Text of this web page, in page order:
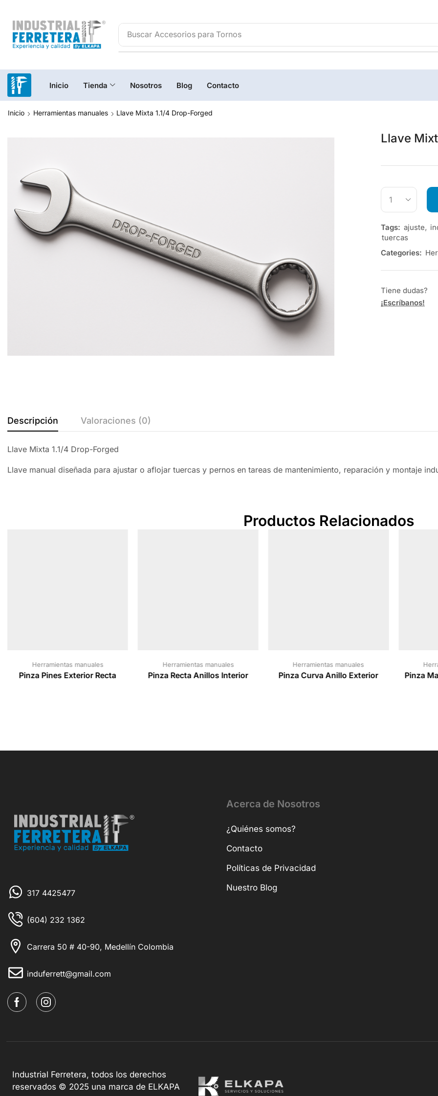
Buscar Accesorios para Tornos
Inicio Tienda Nosotros Blog Contacto
Inicio Herramientas manuales Llave Mixta 1.1/4 Drop-Forged
Llave
Tags: ajuste,
tuercas
Categories:
Tiene dudas?
¡Escríbanos!
Descripción Valoraciones (0)
Llave Mixta 1.1/4 Drop-Forged
Llave manual diseñada para ajustar o aflojar tuercas y pernos en tareas de mantenimiento, reparación y montaje
Productos Relacionados
Herramientas manuales
Pinza Pines Exterior Recta
Herramientas manuales
Pinza Recta Anillos Interior
Herramientas manuales
Pinza Curva Anillo Exterior Pinza
317 4425477
(604) 232 1362
Carrera 50 # 40-90, Medellín Colombia
induferrett@gmail.com
Acerca de Nosotros
¿Quiénes somos?
Contacto
Políticas de Privacidad
Nuestro Blog
Industrial Ferretera, todos los derechos
reservados © 2025 una marca de ELKAPA